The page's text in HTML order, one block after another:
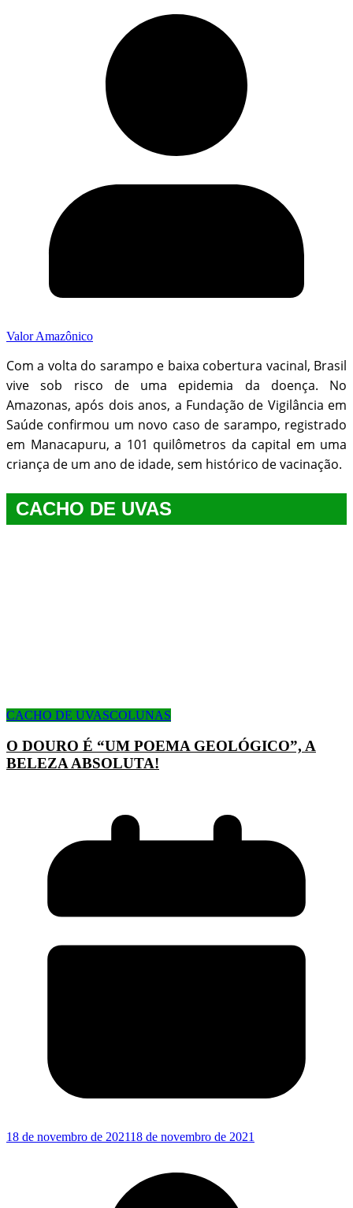
Valor Amazônico
Com a volta do sarampo e baixa cobertura vacinal, Brasil
vive sob risco de uma epidemia da doença. No
Amazonas, após dois anos, a Fundação de Vigilância em
Saúde confirmou um novo caso de sarampo, registrado
em Manacapuru, a 101 quilômetros da capital em uma
criança de um ano de idade, sem histórico de vacinação.
CACHO DE UVAS
CACHO DE UVASCOLUNAS
O DOURO É “UM POEMA GEOLÓGICO”, A
BELEZA ABSOLUTA!
18 de novembro de 202118 de novembro de 2021